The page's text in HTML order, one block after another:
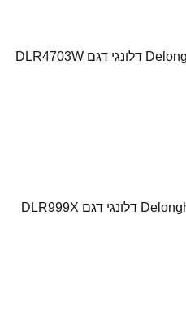
מקרר ‏מקפיא עליון‏ 335 ‏ליטר Delonghi דלונגי דגם DLR4703W
מקרר מקפיא תחתון 4 דלתות Delonghi דלונגי דגם DLR999X